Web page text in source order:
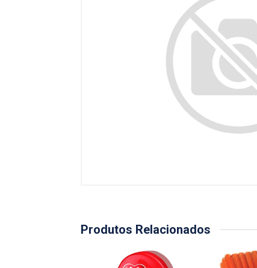
Produtos Relacionados